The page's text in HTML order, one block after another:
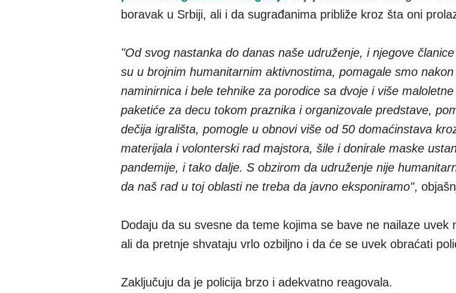
boravak u Srbiji, ali i da sugrađanima približe kroz šta oni
"Od svog nastanka do danas naše udruženje, i njegove
su u brojnim humanitarnim aktivnostima, pomagale smo
naminirnica i bele tehnike za porodice sa dvoje i više
paketiće za decu tokom praznika i organizovale predstave,
dečija igrališta, pomogle u obnovi više od 50 domaćinstava
materijala i volonterski rad majstora, šile i donirale maske
pandemije, i tako dalje. S obzirom da udruženje nije
da naš rad u toj oblasti ne treba da javno eksponiramo",
Dodaju da su svesne da teme kojima se bave ne nailaze uvek
ali da pretnje shvataju vrlo ozbiljno i da će se uvek obraćati
Zaključuju da je policija brzo i adekvatno reagovala.